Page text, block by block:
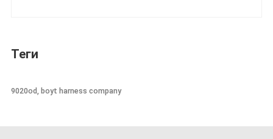
Теги
9020od, boyt harness company